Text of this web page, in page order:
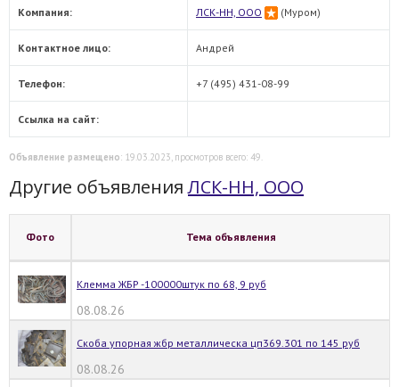
Компания: ЛСК-НН, ООО (Муром)
Контактное лицо: Андрей
Телефон: +7 (495) 431-08-99
Ссылка на сайт:
Объявление размещено: 19.03.2023, просмотров всего: 49.
Другие объявленияЛСК-НН, ООО
Фото Тема объявления
Клемма ЖБР -100000штук по 68, 9 руб
08.08.26
Скоба упорная жбр металлическа цп369.301 по 145 руб
08.08.26